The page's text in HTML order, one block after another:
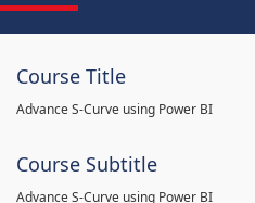
Course Title
Advance S-Curve using Power BI
Course Subtitle
Advance S-Curve using Power BI